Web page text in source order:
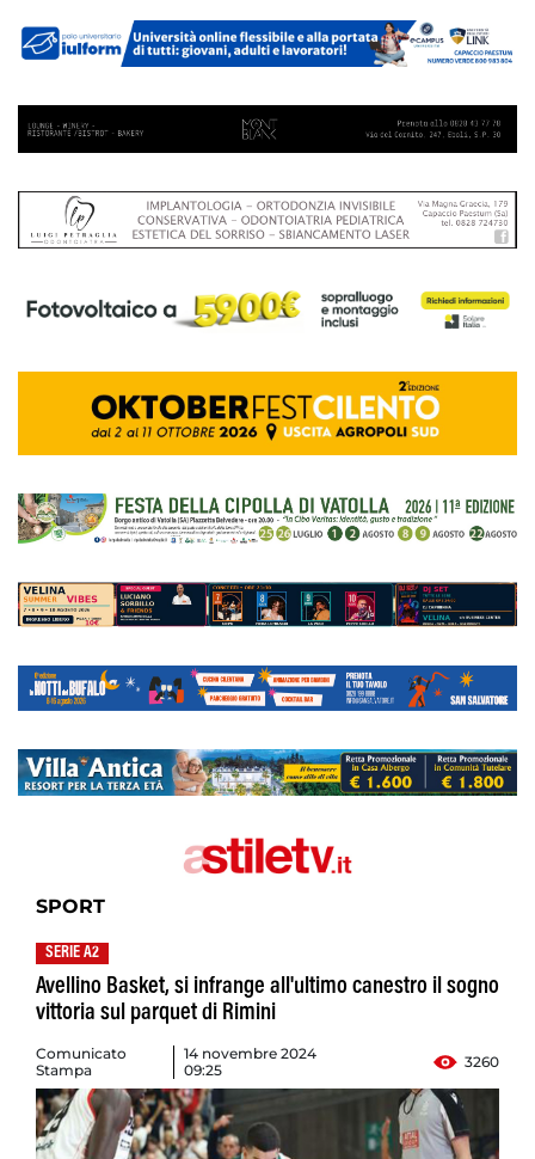
SPORT
SERIE A2
Avellino Basket, si infrange all'ultimo canestro il sogno
vittoria sul parquet di Rimini
Comunicato
Stampa
14 novembre 2024
09:25
3260